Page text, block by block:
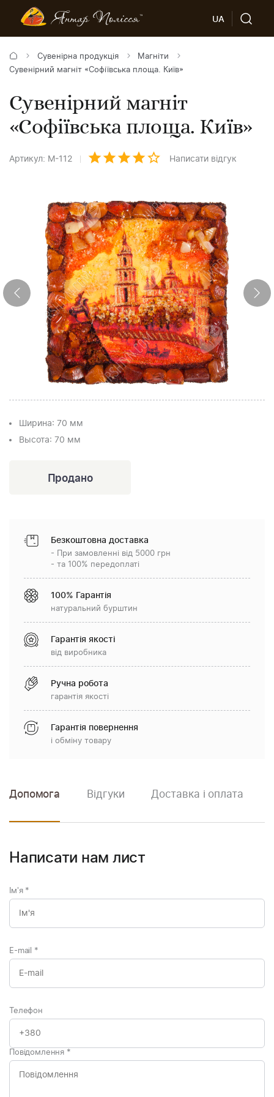
UA
Сувенірна продукція
Магніти
Сувенірний магніт «Софіївська площа. Київ»
Сувенірний магніт
«Софіївська площа. Київ»
Артикул: М-112 Написати відгук
Ширина: 70 мм
Высота: 70 мм
Безкоштовна доставка
- При замовленні від 5000 грн
- та 100% передоплаті
100% Гарантія
натуральний бурштин
Гарантія якості
від виробника
Ручна робота
гарантія якості
Гарантія повернення
і обміну товару
Допомога Відгуки Доставка і оплата
Написати нам лист
Ім'я *
E-mail *
Телефон
Повідомлення *